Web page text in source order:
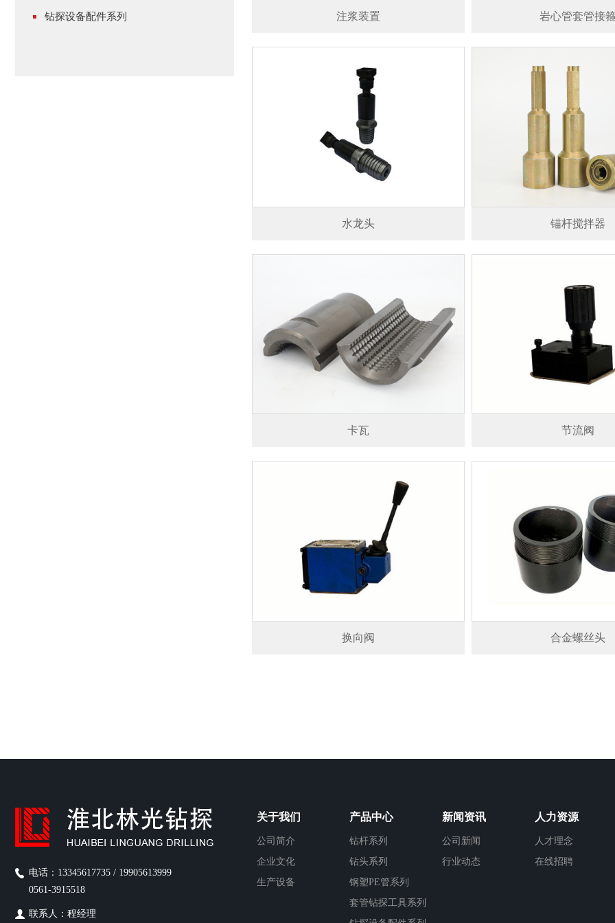
钻探设备配件系列 注浆装置 岩心管套管接
水龙头 锚杆搅拌器
卡瓦 节流阀
换向阀 合金螺丝头
电话：13345617735 / 19905613999
0561-3915518
联系人：程经理
关于我们
公司简介
企业文化
生产设备
产品中心
钻杆系列
钻头系列
钢塑PE管系列
套管钻探工具系列
新闻资讯
公司新闻
行业动态
人力资源
人才理念
在线招聘